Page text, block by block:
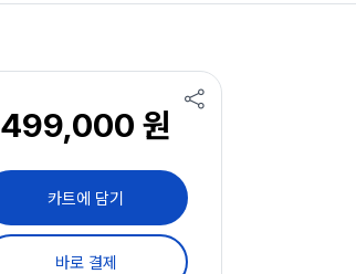
499,000 원
카트에 담기
바로 결제